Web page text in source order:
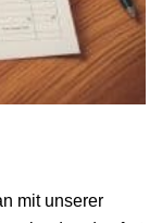
mit unserer